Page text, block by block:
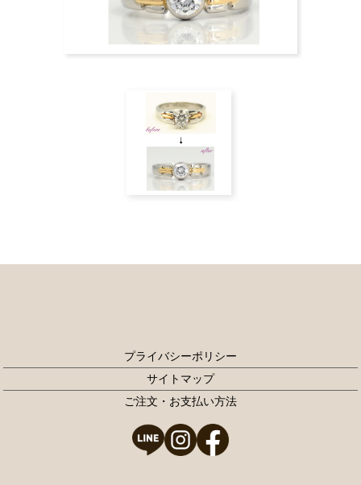
プライバシーポリシー
サイトマップ
ご注文・お支払い方法